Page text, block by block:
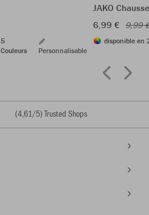
5
Couleurs
Personnalisable
JAKO
6,99 € 9,99
disponible en
(4,61/5) Trusted Shops